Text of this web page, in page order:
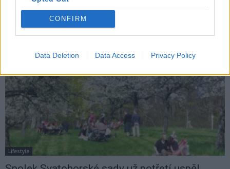
CONFIRM
Data Deletion Data Access Privacy Policy
PŘÍBRAM – Už několik let spolek Svatohorské sady usiluje o jejich
obnovu. A nejen pomocí nejrůznějších grantů, ale jeho členové také
aktivně přikládají ruku...
Lifestyle